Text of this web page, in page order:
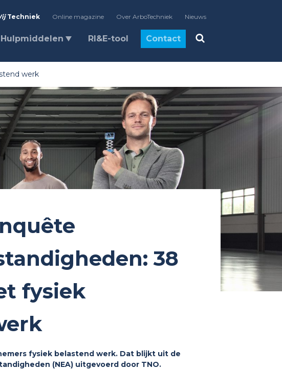
Techniek Online magazine Over ArboTechniek Nieuws
Hulpmiddelen RI&E-tool Contact
werk
38
fysiek
fysiek belastend werk. Dat blijkt uit de
(NEA) uitgevoerd door TNO.